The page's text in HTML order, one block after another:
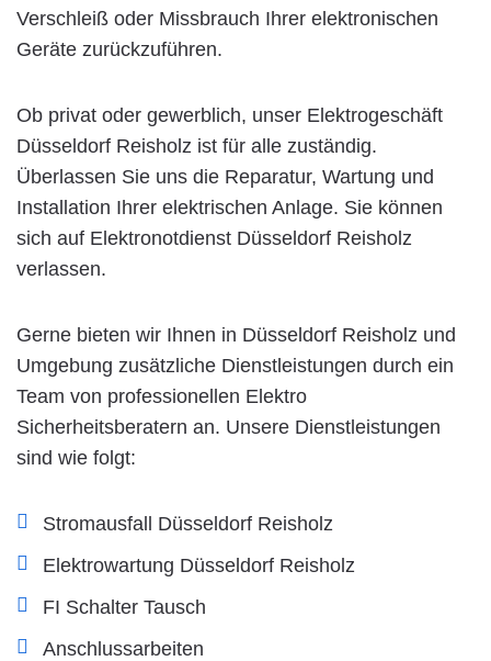
Verschleiß oder Missbrauch Ihrer elektronischen
Geräte zurückzuführen.
Ob privat oder gewerblich, unser Elektrogeschäft
Düsseldorf Reisholz ist für alle zuständig.
Überlassen Sie uns die Reparatur, Wartung und
Installation Ihrer elektrischen Anlage. Sie können
sich auf Elektronotdienst Düsseldorf Reisholz
verlassen.
Gerne bieten wir Ihnen in Düsseldorf Reisholz und
Umgebung zusätzliche Dienstleistungen durch ein
Team von professionellen Elektro
Sicherheitsberatern an. Unsere Dienstleistungen
sind wie folgt:
Stromausfall Düsseldorf Reisholz
Elektrowartung Düsseldorf Reisholz
FI Schalter Tausch
Anschlussarbeiten